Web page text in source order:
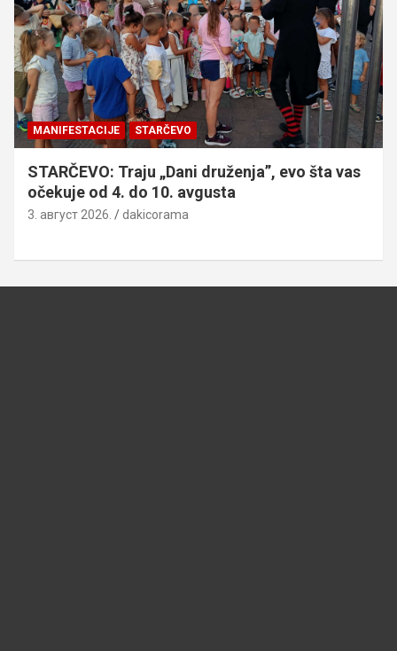
MANIFESTACIJE
OMOLJICA: „Žisel“ od 7. do 9. avgusta,
pogledajte kompletan program
3. август 2026. dakicorama